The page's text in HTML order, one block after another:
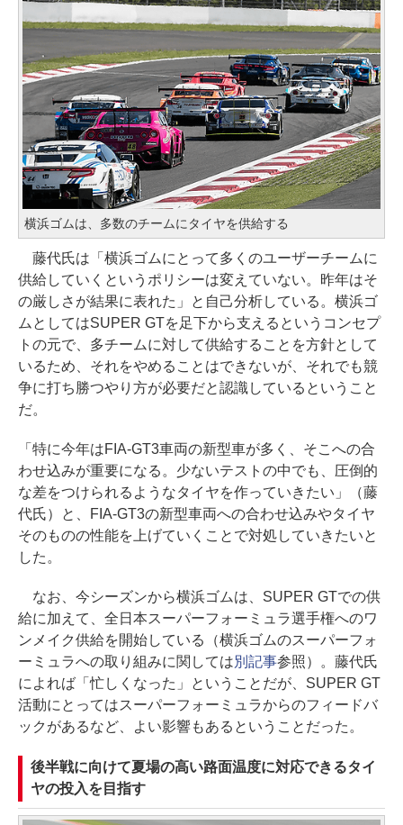
横浜ゴムは、多数のチームにタイヤを供給する
藤代氏は「横浜ゴムにとって多くのユーザーチームに
供給していくというポリシーは変えていない。昨年はそ
の厳しさが結果に表れた」と自己分析している。横浜ゴ
ムとしてはSUPER GTを足下から支えるというコンセプ
トの元で、多チームに対して供給することを方針として
いるため、それをやめることはできないが、それでも競
争に打ち勝つやり方が必要だと認識しているということ
だ。
「特に今年はFIA-GT3車両の新型車が多く、そこへの合
わせ込みが重要になる。少ないテストの中でも、圧倒的
な差をつけられるようなタイヤを作っていきたい」（藤
代氏）と、FIA-GT3の新型車両への合わせ込みやタイヤ
そのものの性能を上げていくことで対処していきたいと
した。
なお、今シーズンから横浜ゴムは、SUPER GTでの供
給に加えて、全日本スーパーフォーミュラ選手権へのワ
ンメイク供給を開始している（横浜ゴムのスーパーフォ
ーミュラへの取り組みに関しては別記事参照）。藤代氏
によれば「忙しくなった」ということだが、SUPER GT
活動にとってはスーパーフォーミュラからのフィードバ
ックがあるなど、よい影響もあるということだった。
後半戦に向けて夏場の高い路面温度に対応できるタイ
ヤの投入を目指す